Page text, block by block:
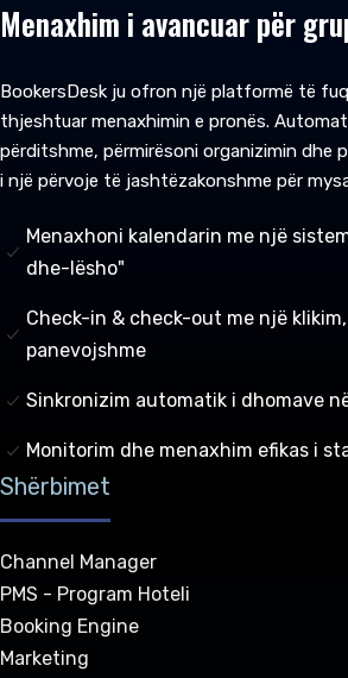
Menaxhim i avancuar për
BookersDesk ju ofron një platformë të
thjeshtuar menaxhimin e pronës.
përditshme, përmirësoni organizimin dhe
i një përvoje të jashtëzakonshme për
Menaxhoni kalendarin me një
dhe-lësho"
Check-in & check-out me një
panevojshme
Sinkronizim automatik i dhomave
Monitorim dhe menaxhim efikas i
Shërbimet
Channel Manager
PMS - Program Hoteli
Booking Engine
Marketing